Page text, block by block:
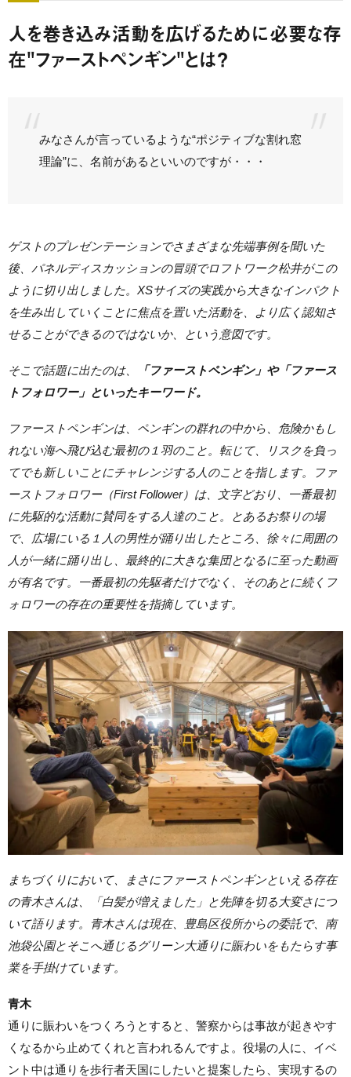
人を巻き込み活動を広げるために必要な存
在"ファーストペンギン"とは？
みなさんが言っているような“ポジティブな割れ窓
理論”に、名前があるといいのですが・・・
ゲストのプレゼンテーションでさまざまな先端事例を聞いた
後、パネルディスカッションの冒頭でロフトワーク松井がこの
ように切り出しました。XSサイズの実践から大きなインパクト
を生み出していくことに焦点を置いた活動を、より広く認知さ
せることができるのではないか、という意図です。
そこで話題に出たのは、
「ファーストペンギン」や「ファース
トフォロワー」といったキーワード。
ファーストペンギンは、ペンギンの群れの中から、危険かもし
れない海へ飛び込む最初の１羽のこと。転じて、リスクを負っ
てでも新しいことにチャレンジする人のことを指します。ファ
ーストフォロワー（First Follower）は、文字どおり、一番最初
に先駆的な活動に賛同をする人達のこと。とあるお祭りの場
で、広場にいる１人の男性が踊り出したところ、徐々に周囲の
人が一緒に踊り出し、最終的に大きな集団となるに至った動画
が有名です。一番最初の先駆者だけでなく、そのあとに続くフ
ォロワーの存在の重要性を指摘しています。
まちづくりにおいて、まさにファーストペンギンといえる存在
の青木さんは、「白髪が増えました」と先陣を切る大変さにつ
いて語ります。青木さんは現在、豊島区役所からの委託で、南
池袋公園とそこへ通じるグリーン大通りに賑わいをもたらす事
業を手掛けています。
青木
通りに賑わいをつくろうとすると、警察からは事故が起きやす
くなるから止めてくれと言われるんですよ。役場の人に、イベ
ント中は通りを歩行者天国にしたいと提案したら、実現するの